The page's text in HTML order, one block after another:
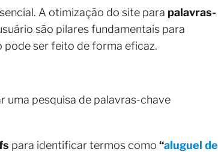
A otimização do site para palavras-
são pilares fundamentais para
pode ser feito de forma eficaz.
uma pesquisa de palavras-chave
para identificar termos como “aluguel de